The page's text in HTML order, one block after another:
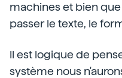
machines et bien
passer le texte, le
Il est logique de
système nous